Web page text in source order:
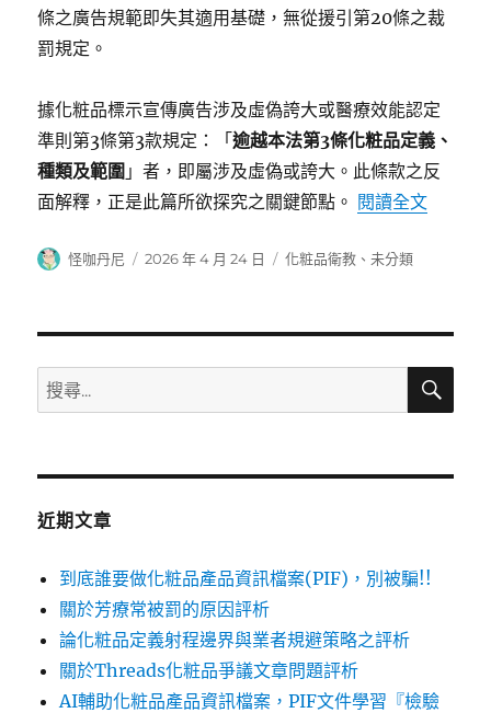
條之廣告規範即失其適用基礎，無從援引第20條之裁
罰規定。
據化粧品標示宣傳廣告涉及虛偽誇大或醫療效能認定
準則第3條第3款規定：「逾越本法第3條化粧品定義、
種類及範圍 」者，即屬涉及虛偽或誇大。此條款之反
面解釋，正是此篇所欲探究之關鍵節點。 閱讀全文〈論化
作
怪咖丹尼
發
2026 年 4 月 24 日
分
化粧品衛教 、未分類
搜
尋
鍵
搜
近期文章
到底誰要做化粧品產品資訊檔案(PIF)，別被騙!!
關於芳療常被罰的原因評析
論化粧品定義射程邊界與業者規避策略之評析
關於Threads化粧品爭議文章問題評析
AI輔助化粧品產品資訊檔案，PIF文件學習『檢驗